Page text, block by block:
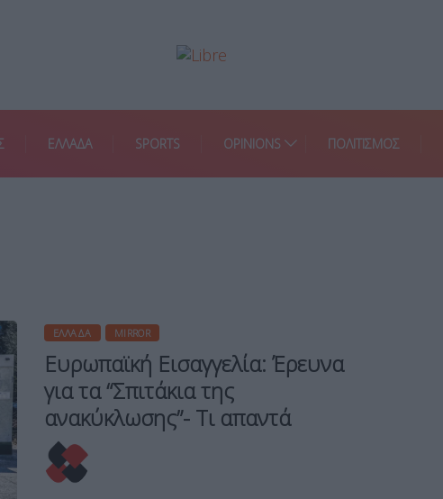
ΕΛΛΑΔΑ SPORTS OPINIONS ΠΟΛΙΤΙΣΜΟΣ
ΕΛΛΆΔΑ MIRROR
Ευρωπαϊκή Εισαγγελία: Έρευνα
για τα “Σπιτάκια της
ανακύκλωσης”- Τι απαντά